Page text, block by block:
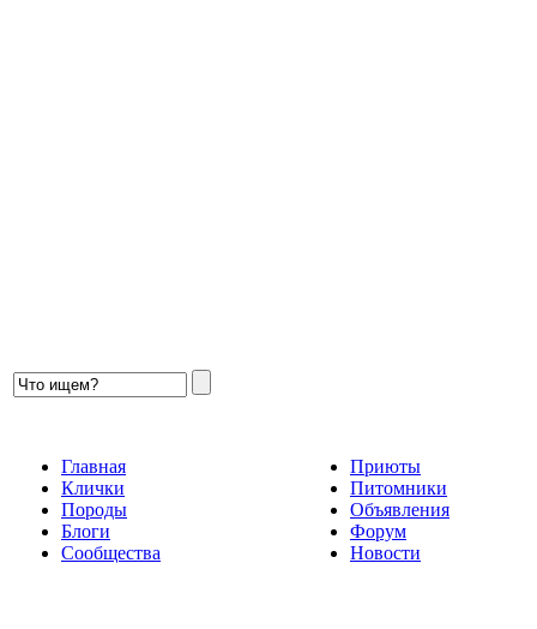
Главная
Клички
Породы
Блоги
Сообщества
Приюты
Питомники
Объявления
Форум
Новости